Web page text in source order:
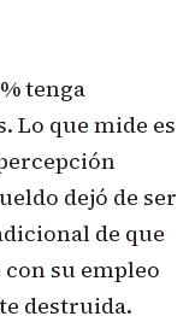
tenga
Lo que mide es
dejó de ser
de que
su empleo
destruida.